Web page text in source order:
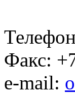
Факс:
e-mail: